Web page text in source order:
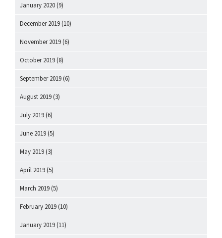
January 2020 (9)
December 2019 (10)
November 2019 (6)
October 2019 (8)
September 2019 (6)
August 2019 (3)
July 2019 (6)
June 2019 (5)
May 2019 (3)
April 2019 (5)
March 2019 (5)
February 2019 (10)
January 2019 (11)